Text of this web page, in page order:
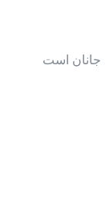
جانان است